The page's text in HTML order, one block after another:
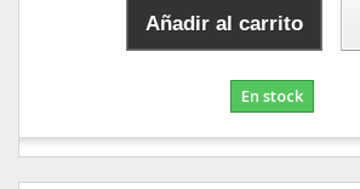
Añadir al carrito
En stock